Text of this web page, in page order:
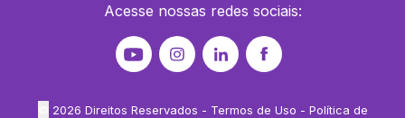
Acesse nossas redes sociais:
2026 Direitos Reservados - Termos de Uso - Política de